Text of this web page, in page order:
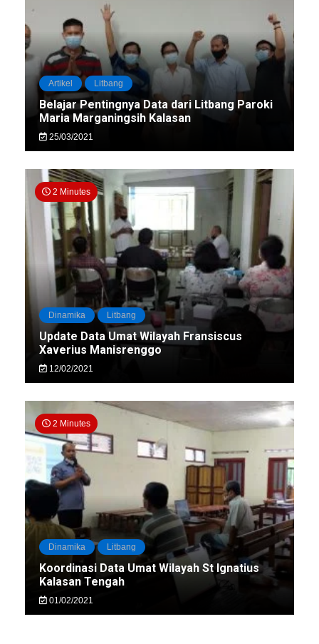
Artikel Litbang
Belajar Pentingnya Data dari Litbang Paroki
Maria Marganingsih Kalasan
25/03/2021
2 Minutes
Dinamika Litbang
Update Data Umat Wilayah Fransiscus
Xaverius Manisrenggo
12/02/2021
2 Minutes
Dinamika Litbang
Koordinasi Data Umat Wilayah St Ignatius
Kalasan Tengah
01/02/2021